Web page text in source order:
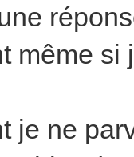
même
je ne